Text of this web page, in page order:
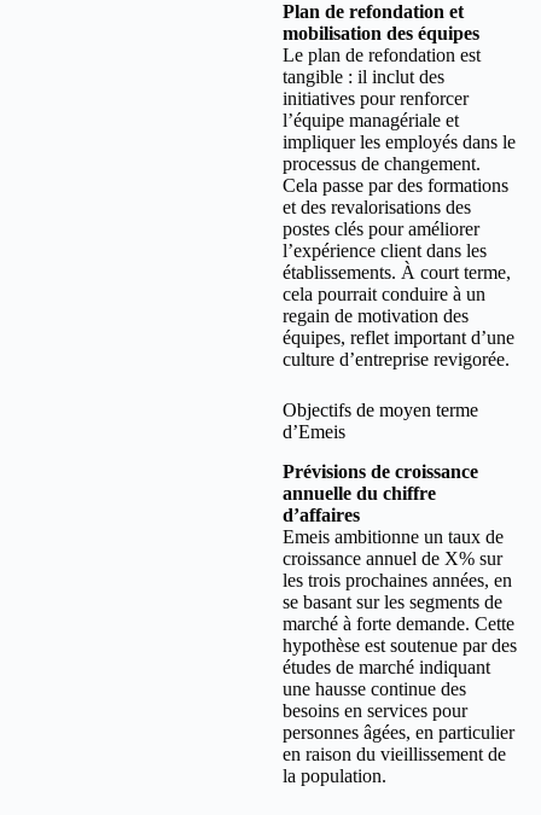
Plan de refondation et
mobilisation des équipes
Le plan de refondation est
tangible : il inclut des
initiatives pour renforcer
l’équipe managériale et
impliquer les employés dans le
processus de changement.
Cela passe par des formations
et des revalorisations des
postes clés pour améliorer
l’expérience client dans les
établissements. À court terme,
cela pourrait conduire à un
regain de motivation des
équipes, reflet important d’une
culture d’entreprise revigorée.
Objectifs de moyen terme
d’Emeis
Prévisions de croissance
annuelle du chiffre
d’affaires
Emeis ambitionne un taux de
croissance annuel de X% sur
les trois prochaines années, en
se basant sur les segments de
marché à forte demande. Cette
hypothèse est soutenue par des
études de marché indiquant
une hausse continue des
besoins en services pour
personnes âgées, en particulier
en raison du vieillissement de
la population.